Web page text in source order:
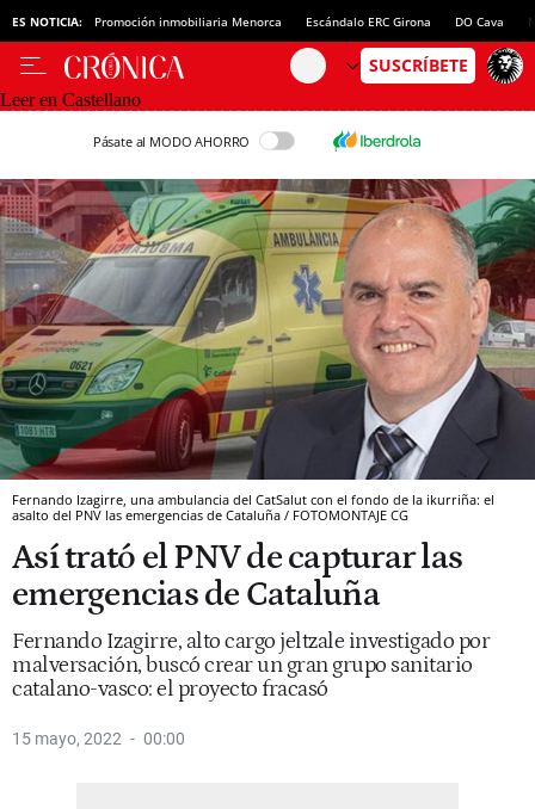
ES NOTICIA: Promoción inmobiliaria Menorca Escándalo ERC Girona DO Cava
Leer en Castellano
Pásate al MODO AHORRO
Fernando Izagirre, una ambulancia del CatSalut con el fondo de la ikurriña: el
asalto del PNV las emergencias de Cataluña / FOTOMONTAJE CG
Así trató el PNV de capturar las
emergencias de Cataluña
Fernando Izagirre, alto cargo jeltzale investigado por
malversación, buscó crear un gran grupo sanitario
catalano-vasco: el proyecto fracasó
15 mayo, 2022 00:00